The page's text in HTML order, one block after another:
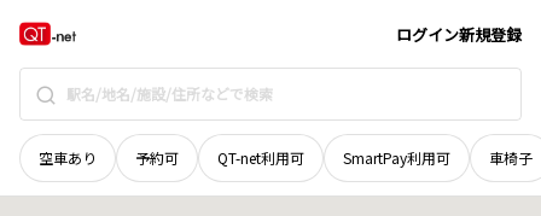
ログイン新規登録
空車あり 予約可 QT-net利用可 SmartPay利用可 車椅子
秋田県